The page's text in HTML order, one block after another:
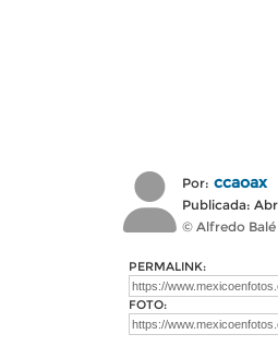
Por: ccaoax
Publicada:
© Alfredo Balé
PERMALINK:
FOTO: